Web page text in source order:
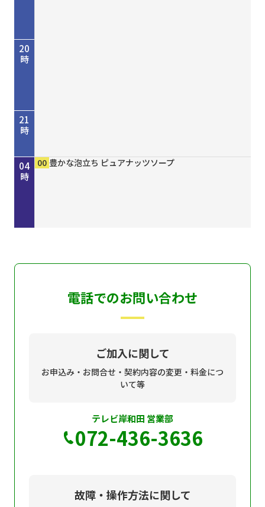
20
時
21
時
22
時
23
時
00
時
01
時
02
時
03
時
04
時
45 歴史街道 ＃４４８ 丹波と京を結んだ“川の街
00 考えよう「平和」２０２６ “最後の１人を殺すま
50 しまねＦｕｔｕｒｅ２０３０
00 ［再］ミルっく ８月７日（金）放送分
00 ホトケ女史のぶらりまいり 「郡山八幡神社」編
15 歴史街道 ＃４４８ 丹波と京を結んだ“川の街
30 Ｄａｙ Ｔｒｉｐｐｅｒ ＃７９
45 ＧＯ！ＧＯ！関ガールＮＥＸＴ
00 MAHARA MODERN エスニックファッション
00 豊かな泡立ち ピュアナッツソープ
00 豊かな泡立ち ピュアナッツソープ
00 豊かな泡立ち ピュアナッツソープ
電話でのお問い合わせ
ご加入に関して
お申込み・お問合せ・契約内容の変更・料金につ
いて等
テレビ岸和田 営業部
072-436-3636
故障・操作方法に関して